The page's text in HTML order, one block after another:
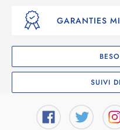
GARANTIES
SUIVI